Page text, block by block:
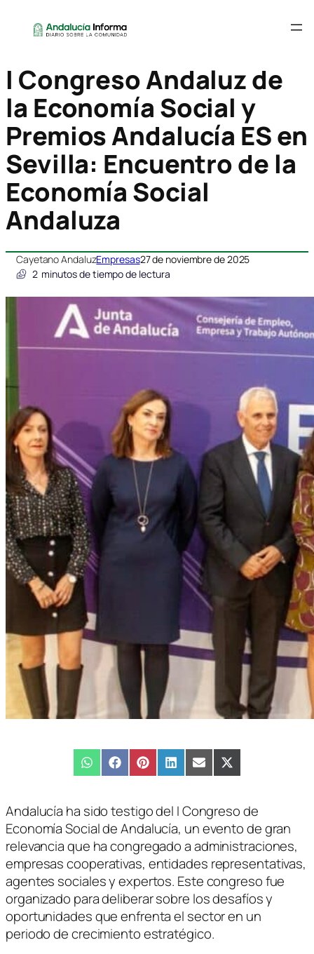
I Congreso Andaluz de
la Economía Social y
Premios Andalucía ES en
Sevilla: Encuentro de la
Economía Social
Andaluza
Cayetano AndaluzEmpresas27 de noviembre de 2025
2 minutos de tiempo de lectura
Compartir
en
WhatsAppCompartir
en
FacebookCompartir
en
PinterestCompartir
en
LinkedInCompartir
en
EmailCompartir
en
X
(Twitter)
Andalucía ha sido testigo del I Congreso de
Economía Social de Andalucía, un evento de gran
relevancia que ha congregado a administraciones,
empresas cooperativas, entidades representativas,
agentes sociales y expertos. Este congreso fue
organizado para deliberar sobre los desafíos y
oportunidades que enfrenta el sector en un
periodo de crecimiento estratégico.